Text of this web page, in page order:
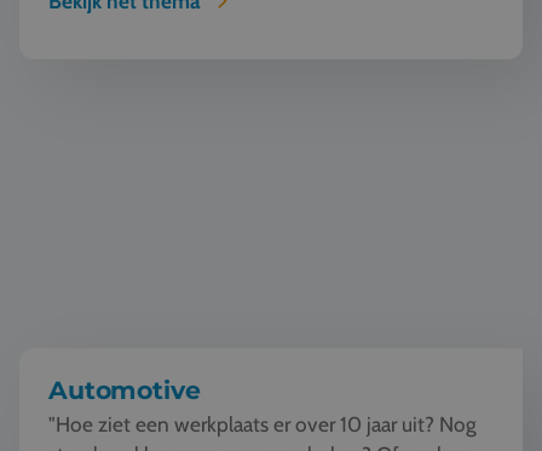
Automotive
"Hoe ziet een werkplaats er over 10 jaar uit? Nog